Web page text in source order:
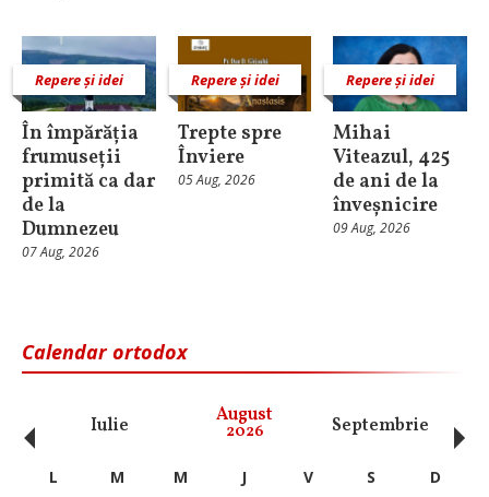
Repere și idei
În împărăția
frumuseții
primită ca dar
de la
Dumnezeu
07 Aug, 2026
Repere și idei
Trepte spre
Înviere
05 Aug, 2026
Repere și idei
Mihai
Viteazul, 425
de ani de la
înveșnicire
09 Aug, 2026
Calendar ortodox
Iulie August
2026 Septembrie
‹ L M M J V S
D